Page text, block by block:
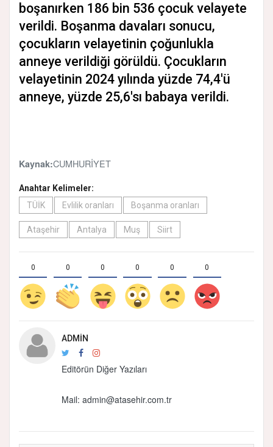
boşanırken 186 bin 536 çocuk velayete
verildi. Boşanma davaları sonucu,
çocukların velayetinin çoğunlukla
anneye verildiği görüldü. Çocukların
velayetinin 2024 yılında yüzde 74,4'ü
anneye, yüzde 25,6'sı babaya verildi.
Kaynak:CUMHURİYET
Anahtar Kelimeler:
TÜİK
Evlilik oranları Boşanma oranları
Ataşehir Antalya Muş Siirt
0 0 0 0 0 0
ADMIN
Editörün Diğer Yazıları
Mail: admin@atasehir.com.tr